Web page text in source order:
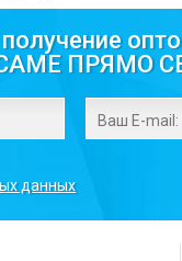
ПРЯМО
данных